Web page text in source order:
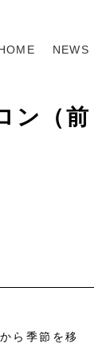
NEWS
ン（前
ら季節を移